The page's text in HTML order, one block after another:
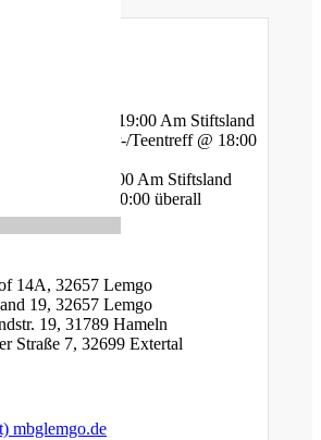
- Bibelstunde @ 19:00 Am Stiftsland
und Kinder-/Teentreff @ 18:00
@ 20:00 Am Stiftsland
Gottesdienst @ 10:00 überall
14A, 32657 Lemgo
19, 32657 Lemgo
19, 31789 Hameln
Straße 7, 32699 Extertal
mbglemgo.de